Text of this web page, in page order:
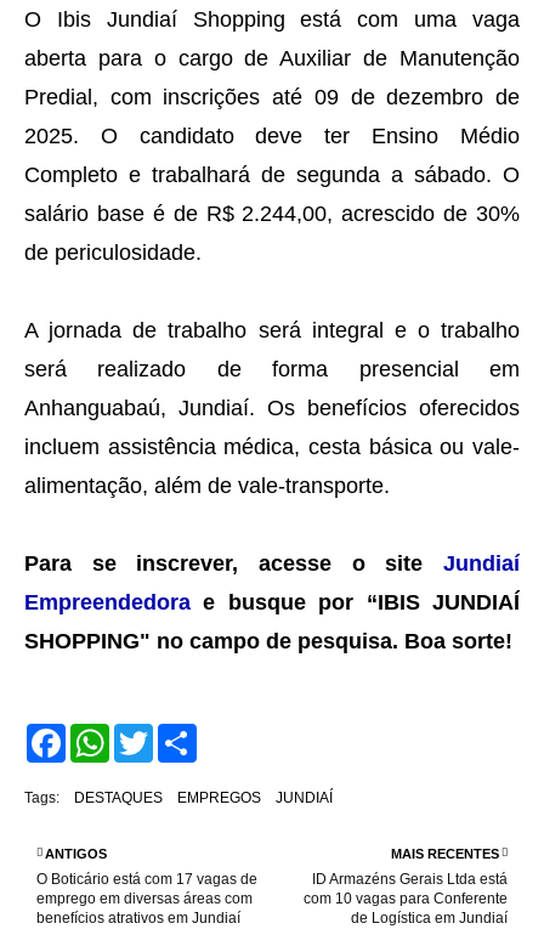
O Ibis Jundiaí Shopping está com uma vaga
aberta para o cargo de Auxiliar de Manutenção
Predial, com inscrições até 09 de dezembro de
2025. O candidato deve ter Ensino Médio
Completo e trabalhará de segunda a sábado. O
salário base é de R$ 2.244,00, acrescido de 30%
de periculosidade.
A jornada de trabalho será integral e o trabalho
será realizado de forma presencial em
Anhanguabaú, Jundiaí. Os benefícios oferecidos
incluem assistência médica, cesta básica ou vale-
alimentação, além de vale-transporte.
Para se inscrever, acesse o site Jundiaí
Empreendedora e busque por “IBIS JUNDIAÍ
SHOPPING" no campo de pesquisa. Boa sorte!
F
a
e
o
k
W
h
t
T
w
t
r
Tags: DESTAQUES EMPREGOS JUNDIAÍ
MAIS RECENTES
ID Armazéns Gerais Ltda está
com 10 vagas para Conferente
de Logística em Jundiaí
ANTIGOS
O Boticário está com 17 vagas de
emprego em diversas áreas com
benefícios atrativos em Jundiaí